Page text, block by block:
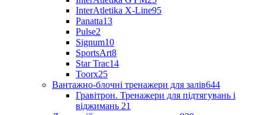
InterAtletika X-Line95
Panatta13
Pulse2
Signum10
SportsArt8
Star Trac14
Toorx25
Вантажно-блочні тренажери для залів644
Гравітрон. Тренажери для підтягувань і
віджимань 21